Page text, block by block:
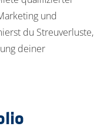
und
du Streuverluste,
deiner